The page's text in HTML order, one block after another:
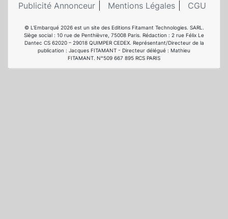
Publicité Annonceur
Mentions Légales CGU
© L'Embarqué 2026 est un site des Editions Fitamant Technologies. SARL.
Siège social : 10 rue de Penthièvre, 75008 Paris. Rédaction : 2 rue Félix Le
Dantec CS 62020 – 29018 QUIMPER CEDEX. Représentant/Directeur de la
publication : Jacques FITAMANT - Directeur délégué : Mathieu
FITAMANT. N°509 667 895 RCS PARIS